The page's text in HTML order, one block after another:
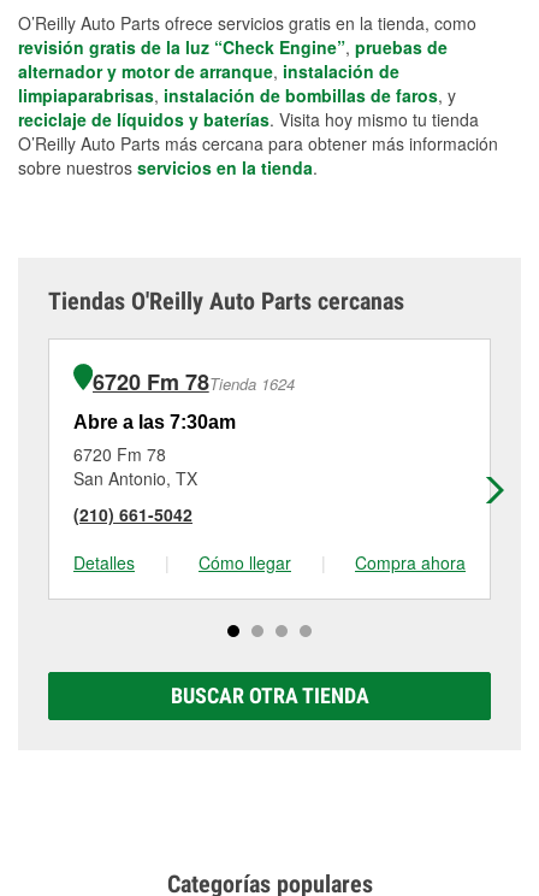
O’Reilly Auto Parts ofrece servicios gratis en la tienda, como
revisión gratis de la luz “Check Engine”, pruebas de
alternador y motor de arranque, instalación de
limpiaparabrisas, instalación de bombillas de faros, y
reciclaje de líquidos y baterías. Visita hoy mismo tu tienda
O’Reilly Auto Parts más cercana para obtener más información
sobre nuestros servicios en la tienda.
Tiendas O'Reilly Auto Parts cercanas
6720 Fm 78Tienda 1624
Abre a las 7:30am
6720 Fm 78
San Antonio, TX
(210) 661-5042
Detalles
| Cómo llegar | Compra ahora
BUSCAR OTRA TIENDA
Categorías populares